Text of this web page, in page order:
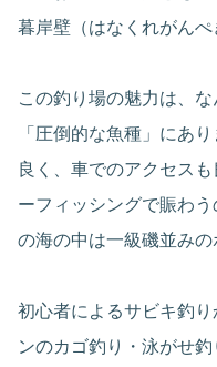
暮岸壁（はなくれがんぺ
この釣り場の魅力は、
「圧倒的な魚種」にあ
良く、車でのアクセス
ーフィッシングで賑わ
の海の中は一級磯並みの
初心者によるサビキ釣
ンのカゴ釣り・泳がせ釣